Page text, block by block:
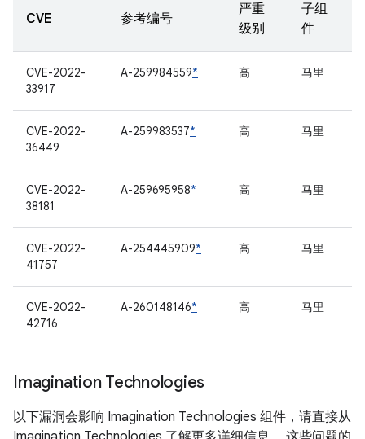
CVE 参考编号
严重
级别
子组
件
CVE-2022-
33917
A-259984559* 高 马里
CVE-2022-
36449
A-259983537* 高 马里
CVE-2022-
38181
A-259695958* 高 马里
CVE-2022-
41757
A-254445909* 高 马里
CVE-2022-
42716
A-260148146* 高 马里
Imagination Technologies
以下漏洞会影响 Imagination Technologies 组件，请直接从